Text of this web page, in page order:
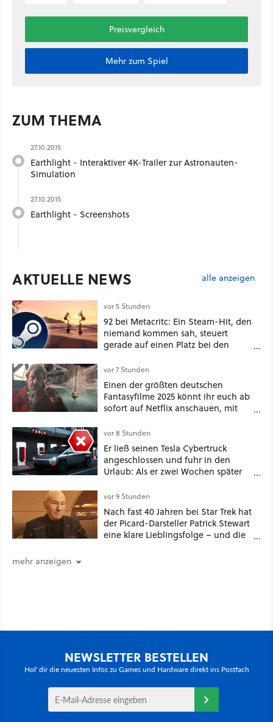
Preisvergleich
Mehr zum Spiel
ZUM THEMA
27.10.2015
Earthlight - Interaktiver 4K-Trailer zur Astronauten-
Simulation
27.10.2015
Earthlight - Screenshots
AKTUELLE NEWS alle anzeigen
vor 5 Stunden
92 bei Metacritc: Ein Steam-Hit, den
niemand kommen sah, steuert
gerade auf einen Platz bei den
vor 7 Stunden
Einen der größten deutschen
Fantasyfilme 2025 könnt ihr euch ab
sofort auf Netflix anschauen, mit
vor 8 Stunden
Er ließ seinen Tesla Cybertruck
angeschlossen und fuhr in den
Urlaub: Als er zwei Wochen später
mehr an [Best of GameStar]
vor 9 Stunden
Nach fast 40 Jahren bei Star Trek hat
der Picard-Darsteller Patrick Stewart
eine klare Lieblingsfolge – und die
mehr anzeigen
NEWSLETTER BESTELLEN
Hol' dir die neuesten Infos zu Games und Hardware direkt ins Postfach